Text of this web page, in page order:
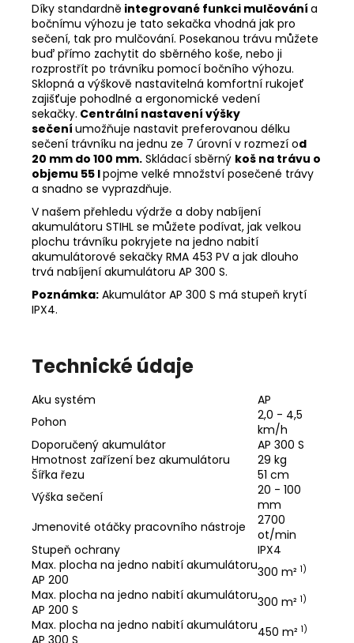
Díky standardně integrované funkci mulčování a
bočnímu výhozu je tato sekačka vhodná jak pro
sečení, tak pro mulčování. Posekanou trávu můžete
buď přímo zachytit do sběrného koše, nebo ji
rozprostřít po trávníku pomocí bočního výhozu.
Sklopná a výškově nastavitelná komfortní rukojeť
zajišťuje pohodlné a ergonomické vedení
sekačky. Centrální nastavení výšky
sečení umožňuje nastavit preferovanou délku
sečení trávníku na jednu ze 7 úrovní v rozmezí od
20 mm do 100 mm. Skládací sběrný koš na trávu o
objemu 55 lpojme velké množství posečené trávy
a snadno se vyprazdňuje.
V našem přehledu výdrže a doby nabíjení
akumulátoru STIHL se můžete podívat, jak velkou
plochu trávníku pokryjete na jedno nabití
akumulátorové sekačky RMA 453 PV a jak dlouho
trvá nabíjení akumulátoru AP 300 S.
Poznámka: Akumulátor AP 300 S má stupeň krytí
IPX4.
Technické údaje
Aku systém
AP
Pohon
2,0 - 4,5
km/h
Doporučený akumulátor
AP 300 S
Hmotnost zařízení bez akumulátoru
29 kg
Šířka řezu
51 cm
Výška sečení
20 - 100
mm
Jmenovité otáčky pracovního nástroje
2700
ot/min
Stupeň ochrany
IPX4
Max. plocha na jedno nabití akumulátoru
AP 200
300 m² 1)
Max. plocha na jedno nabití akumulátoru
AP 200 S
300 m² 1)
Max. plocha na jedno nabití akumulátoru450 m² 1)